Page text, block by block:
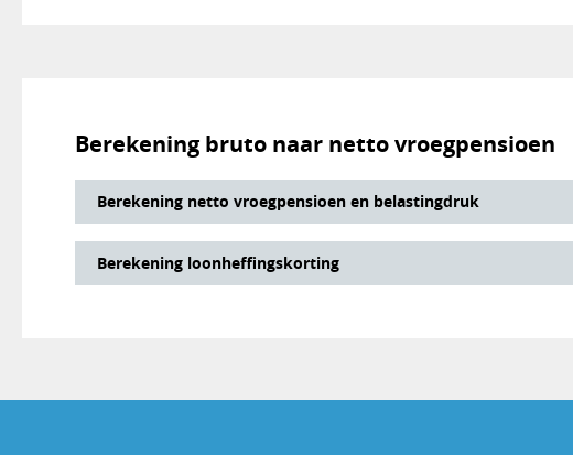
Berekening bruto naar netto vroegpensioen
Berekening netto vroegpensioen en belastingdruk
Berekening loonheffingskorting